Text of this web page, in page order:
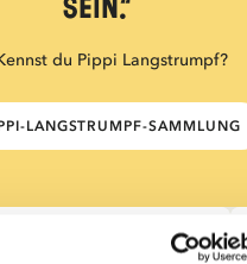
sein.“
du Pippi Langstrumpf?
LANGSTRUMPF-SAMMLUNG